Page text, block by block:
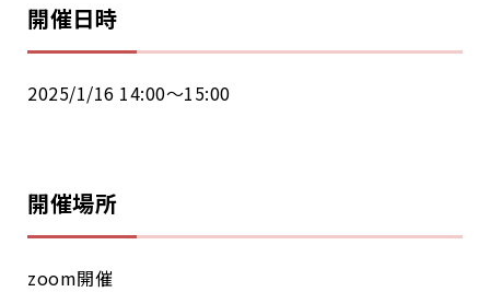
開催日時
2025/1/16 14:00～15:00
開催場所
zoom開催